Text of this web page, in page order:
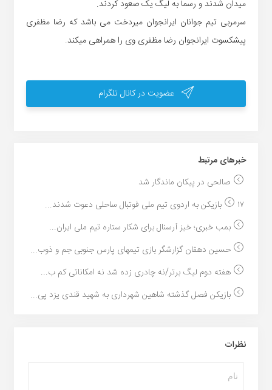
میدان شدند و رسما به لیگ یک صعود کردند.
سرمربی تیم جوانان ایرانجوان میردخت می باشد که رضا مظفری
پیشکسوت ایرانجوان رضا مظفری وی را همراهی میکند.
عضویت در کانال تلگرام
خبر‌های مرتبط
صالحی در پیکان ماندگار شد
۱۷ بازیکن به اردوی تیم ملی فوتبال ساحلی دعوت شدند...
بمب خبری؛ خیز آرسنال برای شکار ستاره تیم ملی ایران...
حسین دهقان گزارشگر بازی تیمهای پارس جنوبی جم و ذوب...
هفته دوم لیگ برتر/نه چادری زده شد نه امکاناتی کم ب...
بازیکن فصل گذشته شاهین شهرداری به شهید قندی یزد پی...
نظرات